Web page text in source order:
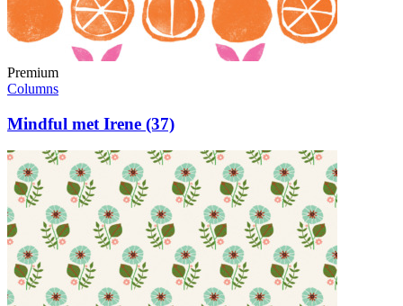
Premium
Columns
Mindful met Irene (37)